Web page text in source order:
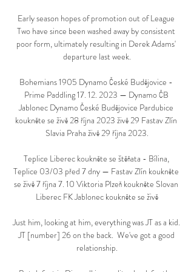
Early season hopes of promotion out of League
Two have since been washed away by consistent
poor form, ultimately resulting in Derek Adams'
departure last week.
Bohemians 1905 Dynamo České Budějovice -
Prime Paddling 17. 12. 2023 — Dynamo ČB
Jablonec Dynamo České Budějovice Pardubice
koukněte se živě 28 října 2023 živě 29 Fastav Zlín
Slavia Praha živě 29 října 2023.
Teplice Liberec koukněte se štěňata - Bílina,
Teplice 03/03 před 7 dny — Fastav Zlín koukněte
se živě 7 října 7. 10 Viktoria Plzeň koukněte Slovan
Liberec FK Jablonec koukněte se živě
Just him, looking at him, everything was JT as a kid.
JT [number] 26 on the back.  We've got a good
relationship.